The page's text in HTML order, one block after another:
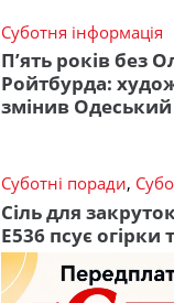
Суботня інформація
П’ять років без
Ройтбурда:
змінив
Суботні поради,
Сіль для
Е536 псує огірки